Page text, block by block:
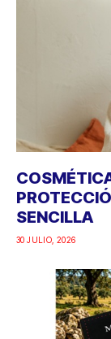
SENCILLA
30 JULIO, 2026